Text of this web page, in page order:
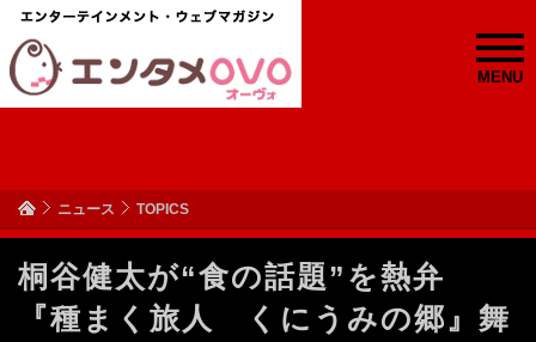
MENU
ニュース TOPICS
桐谷健太が“食の話題”を熱弁
『種まく旅人 くにうみの郷』舞